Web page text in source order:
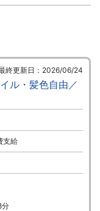
終更新日：2026/06/24
ル・髪色自由／
給